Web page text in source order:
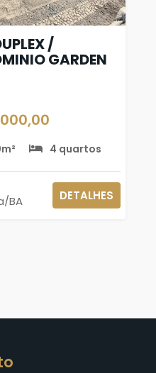
/
GARDEN
4 quartos
BA
DETALHES